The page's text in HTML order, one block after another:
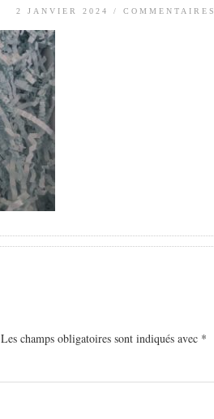
2 JANVIER 2024 /COMMENTAIRES
Les champs obligatoires sont indiqués avec *